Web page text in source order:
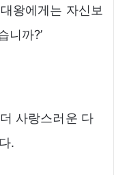
왕에게는 자신보
니까?’
사랑스러운 다
.